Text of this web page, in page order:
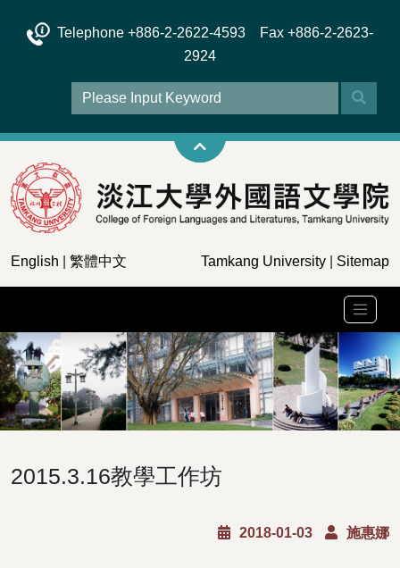
Telephone +886-2-2622-4593 Fax +886-2-2623-
2924
English 繁體中文 Tamkang University Sitemap
2015.3.16教學工作坊
2018-01-03 施惠娜